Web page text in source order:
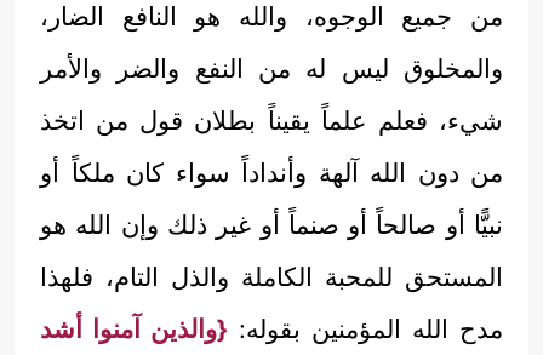
من جميع الوجوه، والله هو النافع الضار،
والمخلوق ليس له من النفع والضر والأمر
شيء، فعلم علماً يقيناً بطلان قول من اتخذ
من دون الله آلهة وأنداداً سواء كان ملكاً أو
نبيًّا أو صالحاً أو صنماً أو غير ذلك وإن الله هو
المستحق للمحبة الكاملة والذل التام، فلهذا
مدح الله المؤمنين بقوله: {والذين آمنوا أشد